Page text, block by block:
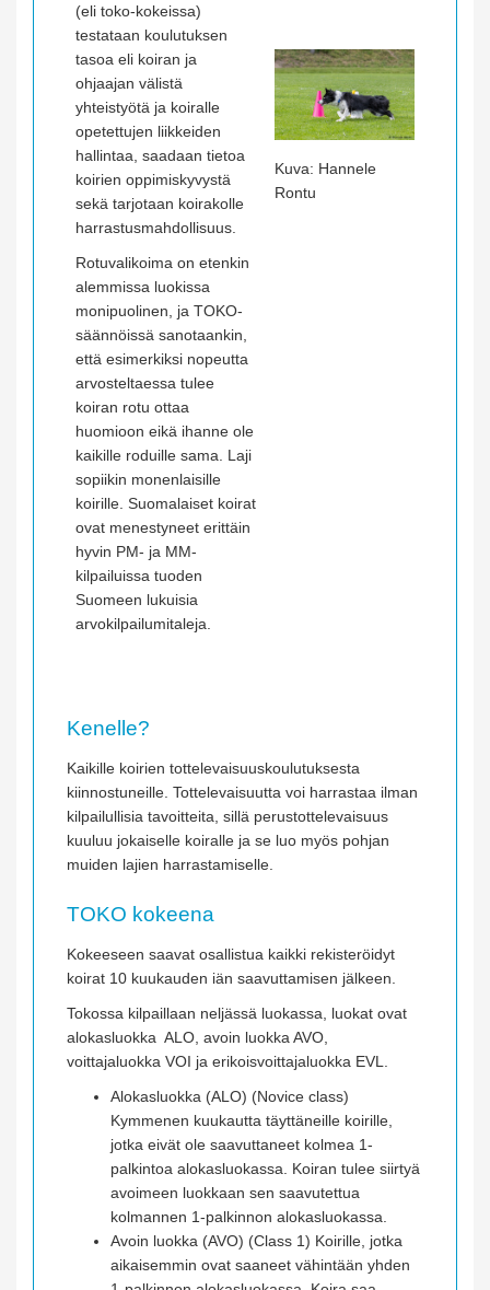
(eli toko-kokeissa)
testataan koulutuksen
tasoa eli koiran ja
ohjaajan välistä
yhteistyötä ja koiralle
opetettujen liikkeiden
hallintaa, saadaan tietoa
koirien oppimiskyvystä
sekä tarjotaan koirakolle
harrastusmahdollisuus.
Rotuvalikoima on etenkin
alemmissa luokissa
monipuolinen, ja TOKO-
säännöissä sanotaankin,
että esimerkiksi nopeutta
arvosteltaessa tulee
koiran rotu ottaa
huomioon eikä ihanne ole
kaikille roduille sama. Laji
sopiikin monenlaisille
koirille. Suomalaiset koirat
ovat menestyneet erittäin
hyvin PM- ja MM-
kilpailuissa tuoden
Suomeen lukuisia
arvokilpailumitaleja.
Kuva: Hannele
Rontu
Kenelle?
Kaikille koirien tottelevaisuuskoulutuksesta
kiinnostuneille. Tottelevaisuutta voi harrastaa ilman
kilpailullisia tavoitteita, sillä perustottelevaisuus
kuuluu jokaiselle koiralle ja se luo myös pohjan
muiden lajien harrastamiselle.
TOKO kokeena
Kokeeseen saavat osallistua kaikki rekisteröidyt
koirat 10 kuukauden iän saavuttamisen jälkeen.
Tokossa kilpaillaan neljässä luokassa, luokat ovat
alokasluokka ALO, avoin luokka AVO,
voittajaluokka VOI ja erikoisvoittajaluokka EVL.
Alokasluokka (ALO) (Novice class)
Kymmenen kuukautta täyttäneille koirille,
jotka eivät ole saavuttaneet kolmea 1-
palkintoa alokasluokassa. Koiran tulee siirtyä
avoimeen luokkaan sen saavutettua
kolmannen 1-palkinnon alokasluokassa.
Avoin luokka (AVO) (Class 1) Koirille, jotka
aikaisemmin ovat saaneet vähintään yhden